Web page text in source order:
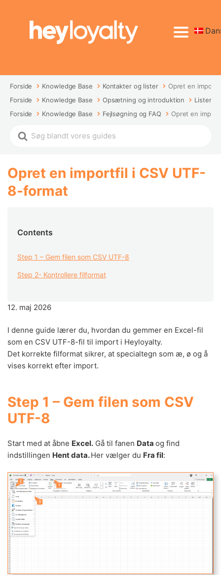
Forside Knowledge Base Kontakter og lister
Opret en
Forside
Knowledge Base Opsætning og introduktion
Lister
Forside
Knowledge Base Fejlsøgning og FAQ Opret en
Opret en importfil i CSV UTF-
8-format
Contents
Step 1 – Gem filen som CSV UTF-8
Step 2- Kontrollere filformat
12. maj 2026
I denne guide lærer du, hvordan du gemmer en Excel-fil
som en CSV UTF-8-fil til import i Heyloyalty.
Det korrekte filformat sikrer, at specialtegn som æ, ø og å
vises korrekt efter import.
Step 1 – Gem filen som CSV
UTF-8
Start med at åbne Excel. Gå til fanen Data og find
indstillingen Hent data.Her vælger du Fra fil: